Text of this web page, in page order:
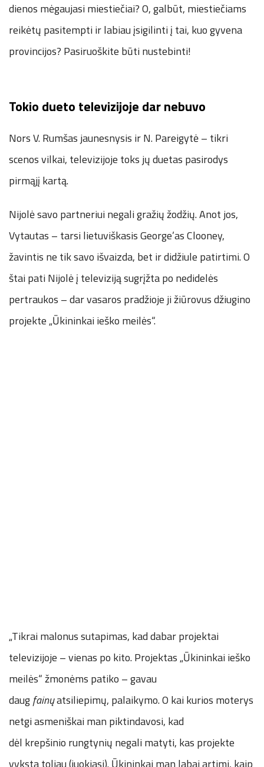
dienos mėgaujasi miestiečiai? O, galbūt, miestiečiams
reikėtų pasitempti ir labiau įsigilinti į tai, kuo gyvena
provincijos? Pasiruoškite būti nustebinti!
Tokio dueto televizijoje dar nebuvo
Nors V. Rumšas jaunesnysis ir N. Pareigytė – tikri
scenos vilkai, televizijoje toks jų duetas pasirodys
pirmąjį kartą.
Nijolė savo partneriui negali gražių žodžių. Anot jos,
Vytautas – tarsi lietuviškasis George’as Clooney,
žavintis ne tik savo išvaizda, bet ir didžiule patirtimi. O
štai pati Nijolė į televiziją sugrįžta po nedidelės
pertraukos – dar vasaros pradžioje ji žiūrovus džiugino
projekte „Ūkininkai ieško meilės“.
„Tikrai malonus sutapimas, kad dabar projektai
televizijoje – vienas po kito. Projektas „Ūkininkai ieško
meilės“ žmonėms patiko – gavau
daugfainųatsiliepimų, palaikymo. O kai kurios moterys
netgi asmeniškai man piktindavosi, kad
dėl krepšinio rungtynių negali matyti, kas projekte